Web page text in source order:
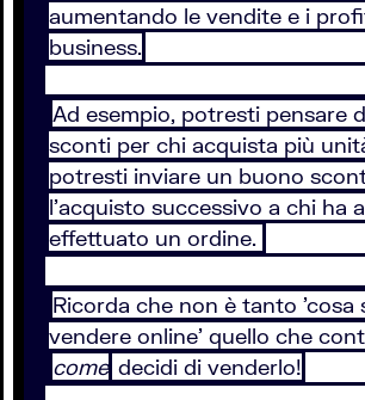
aumentando le vendite e i
business.
Ad esempio, potresti pensare
sconti per chi acquista più
potresti inviare un buono
l’acquisto successivo a chi ha
effettuato un ordine.
Ricorda che non è tanto 'cosa
vendere online' quello che
come decidi di venderlo!